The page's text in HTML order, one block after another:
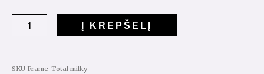
Frame
Total
Į KREPŠELĮ
SKU Frame-Total milky